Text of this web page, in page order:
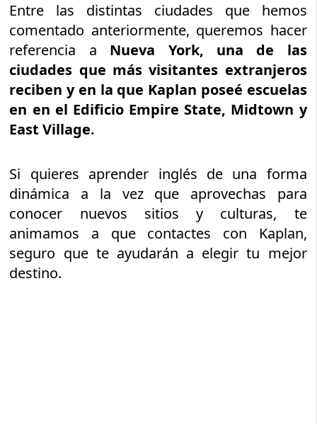
Entre las distintas ciudades que hemos
comentado anteriormente, queremos hacer
referencia a Nueva York, una de las
ciudades que más visitantes extranjeros
reciben y en la que Kaplan poseé escuelas
en en el Edificio Empire State, Midtown y
East Village.
Si quieres aprender inglés de una forma
dinámica a la vez que aprovechas para
conocer nuevos sitios y culturas, te
animamos a que contactes con Kaplan,
seguro que te ayudarán a elegir tu mejor
destino.